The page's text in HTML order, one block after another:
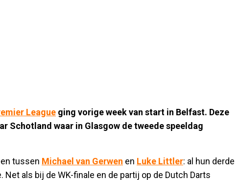
League ging vorige week van start in Belfast. Deze
Schotland waar in Glasgow de tweede speeldag
tussen Michael van Gerwen en Luke Littler: al hun derde
als bij de WK-finale en de partij op de Dutch Darts